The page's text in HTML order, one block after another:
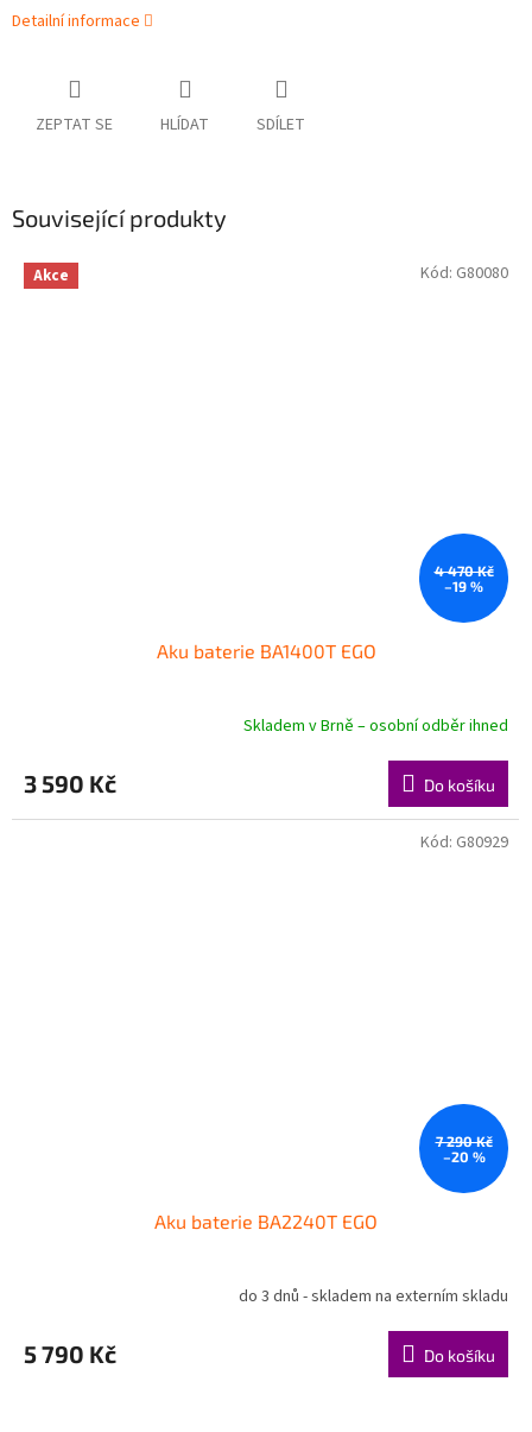
Detailní informace
ZEPTAT SE HLÍDAT SDÍLET
Související produkty
Akce
4 470 Kč
–19 %
Aku baterie BA1400T EGO
Skladem v Brně – osobní odběr ihned
3 590 Kč Do košíku
Kód: G80080
7 290 Kč
–20 %
Aku baterie BA2240T EGO
do 3 dnů - skladem na externím skladu
5 790 Kč Do košíku
Kód: G80929